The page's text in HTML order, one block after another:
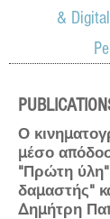
&
Ο
μέσο
"Πρώτη
δαμαστής"
Δημήτρη